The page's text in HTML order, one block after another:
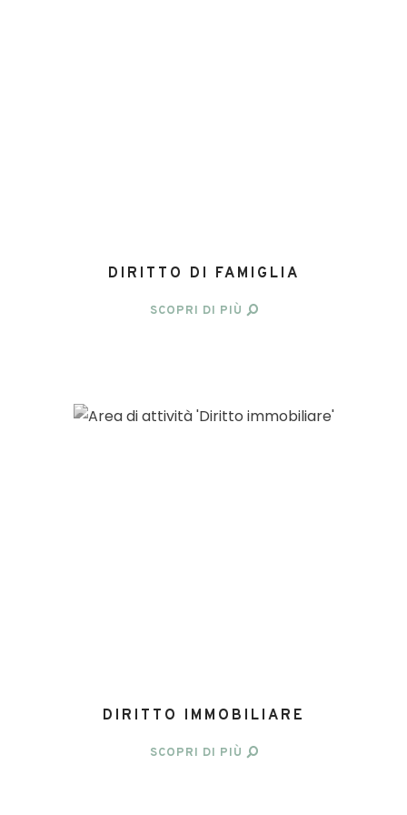
DIRITTO DI FAMIGLIA
SCOPRI DI PIÙ
DIRITTO IMMOBILIARE
SCOPRI DI PIÙ